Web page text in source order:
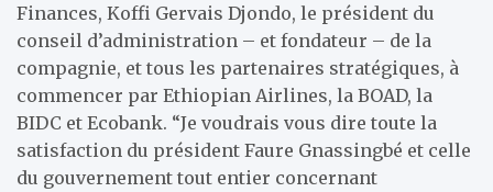
Finances, Koffi Gervais Djondo, le président du
conseil d’administration – et fondateur – de la
compagnie, et tous les partenaires stratégiques, à
commencer par Ethiopian Airlines, la BOAD, la
BIDC et Ecobank. “Je voudrais vous dire toute la
satisfaction du président Faure Gnassingbé et celle
du gouvernement tout entier concernant